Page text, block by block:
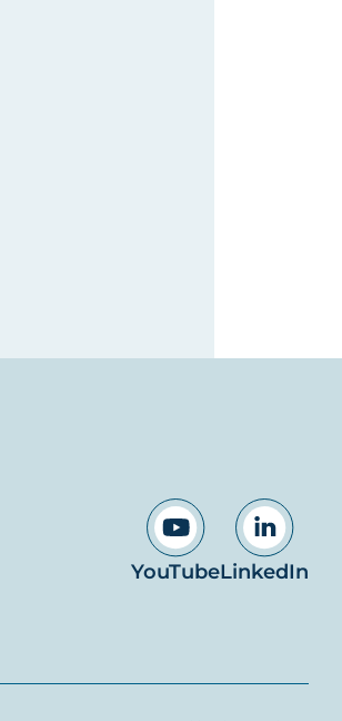
YouTubeLinkedIn